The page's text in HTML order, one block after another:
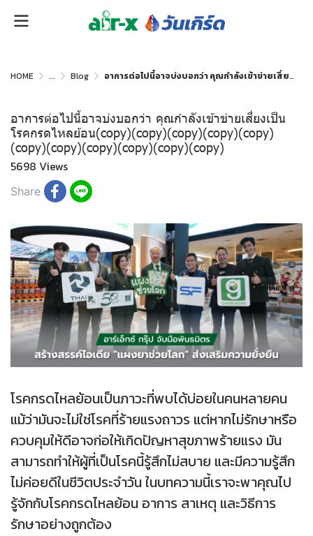
HOME ... Blog อาการต่อไปนี้อาจบ่งบอกว่า คุณกำลังเข้าข่ายเสี่ยงเป็นโรคกรดไหลย้อน(copy)(copy)(copy)(copy)(copy)(copy)(copy)(copy)(copy)(copy)(copy)
อาการต่อไปนี้อาจบ่งบอกว่า คุณกำลังเข้าข่ายเสี่ยงเป็น
โรคกรดไหลย้อน(copy)(copy)(copy)(copy)(copy)
(copy)(copy)(copy)(copy)(copy)(copy)
5698 Views
Share
โรคกรดไหลย้อนเป็นภาวะที่พบได้บ่อยในคนหลายคน
แม้ว่ามันจะไม่ใช่โรคที่ร้ายแรงถาวร แต่หากไม่รักษาหรือ
ควบคุมให้ดีอาจก่อให้เกิดปัญหาสุขภาพร้ายแรง มัน
สามารถทำให้ผู้ที่เป็นโรคนี้รู้สึกไม่สบาย และมีความรู้สึก
ไม่ค่อยดีในชีวิตประจำวัน ในบทความนี้เราจะพาคุณไป
รู้จักกับโรคกรดไหลย้อน อาการ สาเหตุ และวิธีการ
รักษาอย่างถูกต้อง